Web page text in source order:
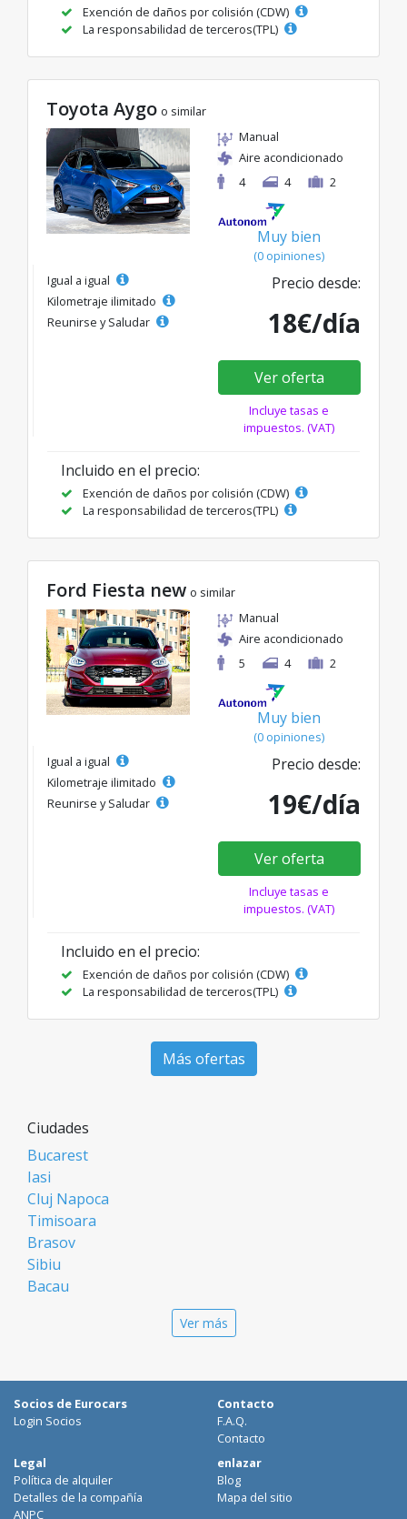
Exención de daños por colisión (CDW)
La responsabilidad de terceros(TPL)
Toyota Aygo o similar
Manual
Aire acondicionado
4
4 2
Muy bien
(0 opiniones)
Igual a igual
Kilometraje ilimitado
Reunirse y Saludar
Precio desde:
18€/día
Ver oferta
Incluye tasas e
impuestos. (VAT)
Incluido en el precio:
Exención de daños por colisión (CDW)
La responsabilidad de terceros(TPL)
Ford Fiesta new o similar
Manual
Aire acondicionado
5
4 2
Muy bien
(0 opiniones)
Igual a igual
Kilometraje ilimitado
Reunirse y Saludar
Precio desde:
19€/día
Ver oferta
Incluye tasas e
impuestos. (VAT)
Incluido en el precio:
Exención de daños por colisión (CDW)
La responsabilidad de terceros(TPL)
Más ofertas
Ciudades
Bucarest
Iasi
Cluj Napoca
Timisoara
Brasov
Sibiu
Bacau
Galati
Suceava
Focsani
Targoviste
Ploiesti
Ver más
Socios de Eurocars
Login Socios
Contacto
F.A.Q.
Contacto
Legal
Política de alquiler
Detalles de la compañía
ANPC
enlazar
Blog
Mapa del sitio